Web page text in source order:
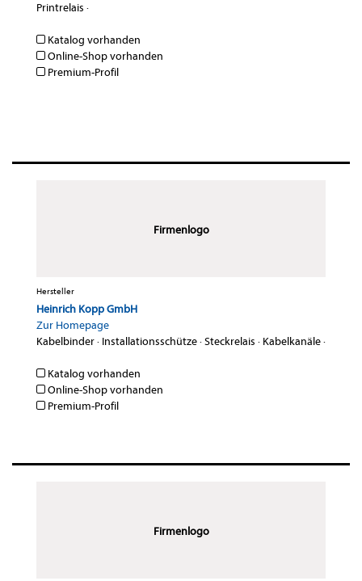
Printrelais ·
Katalog vorhanden
Online-Shop vorhanden
Premium-Profil
Firmenlogo
Hersteller
Heinrich Kopp GmbH
Zur Homepage
Kabelbinder· Installationsschütze·Steckrelais · Kabelkanäle·
Katalog vorhanden
Online-Shop vorhanden
Premium-Profil
Firmenlogo